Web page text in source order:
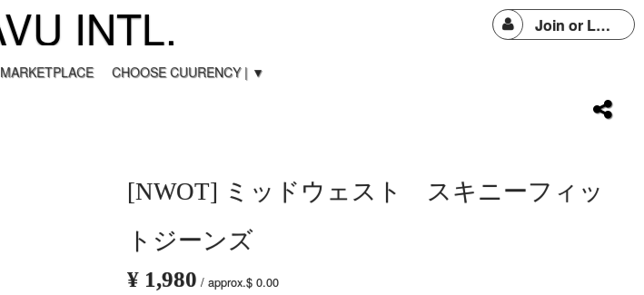
INTL. Join or Login
MARKETPLACE CHOOSE CUURENCY | ▼
[NWOT] ミッドウェスト スキニーフィッ
トジーンズ
¥ 1,980 / approx.$ 0.00